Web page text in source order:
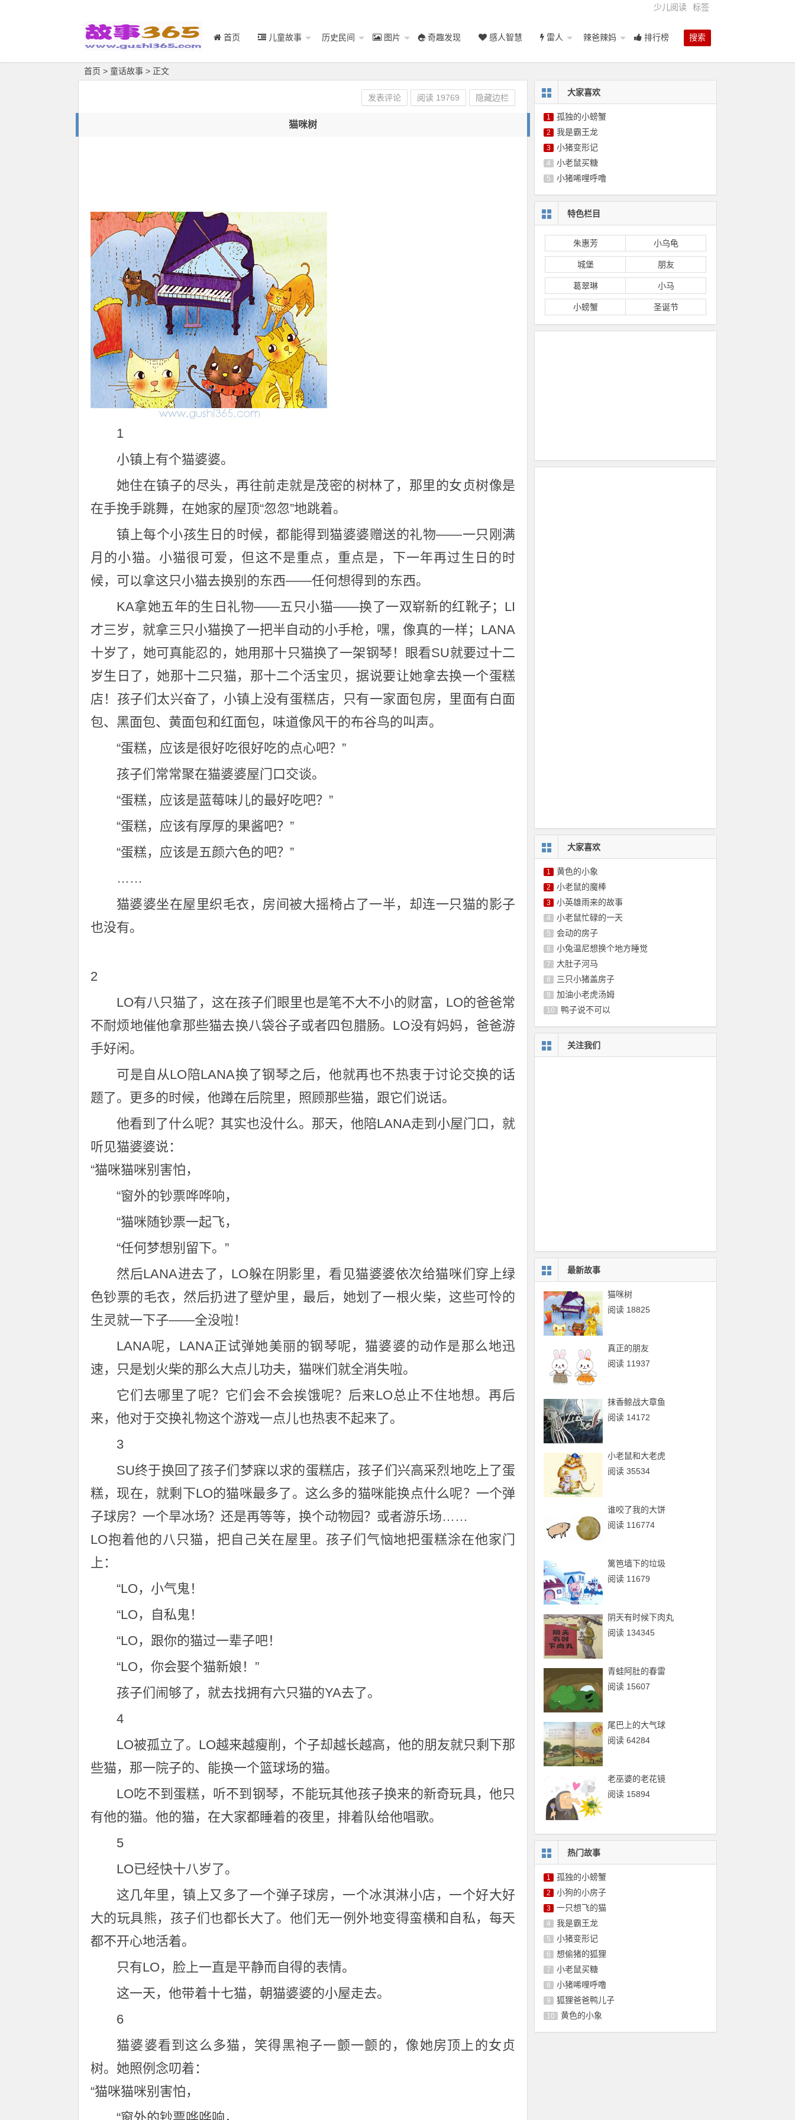
少儿阅读 标签
搜索
首页 儿童故事 历史民间 图片 奇趣发现 感人智慧 雷人 辣爸辣妈 排行榜
首页 > 童话故事 > 正文
猫咪树
1
小镇上有个猫婆婆。
她住在镇子的尽头，再往前走就是茂密的树林了，那里的女贞树像是
在手挽手跳舞，在她家的屋顶“忽忽”地跳着。
镇上每个小孩生日的时候，都能得到猫婆婆赠送的礼物——一只刚满
月的小猫。小猫很可爱，但这不是重点，重点是，下一年再过生日的时
候，可以拿这只小猫去换别的东西——任何想得到的东西。
KA拿她五年的生日礼物——五只小猫——换了一双崭新的红靴子；LI
才三岁，就拿三只小猫换了一把半自动的小手枪，嘿，像真的一样；LANA
十岁了，她可真能忍的，她用那十只猫换了一架钢琴！眼看SU就要过十二
岁生日了，她那十二只猫，那十二个活宝贝，据说要让她拿去换一个蛋糕
店！孩子们太兴奋了，小镇上没有蛋糕店，只有一家面包房，里面有白面
包、黑面包、黄面包和红面包，味道像风干的布谷鸟的叫声。
“蛋糕，应该是很好吃很好吃的点心吧？”
孩子们常常聚在猫婆婆屋门口交谈。
“蛋糕，应该是蓝莓味儿的最好吃吧？”
“蛋糕，应该有厚厚的果酱吧？”
“蛋糕，应该是五颜六色的吧？”
……
猫婆婆坐在屋里织毛衣，房间被大摇椅占了一半，却连一只猫的影子
也没有。
2
LO有八只猫了，这在孩子们眼里也是笔不大不小的财富，LO的爸爸常
不耐烦地催他拿那些猫去换八袋谷子或者四包腊肠。LO没有妈妈，爸爸游
手好闲。
可是自从LO陪LANA换了钢琴之后，他就再也不热衷于讨论交换的话
题了。更多的时候，他蹲在后院里，照顾那些猫，跟它们说话。
他看到了什么呢？其实也没什么。那天，他陪LANA走到小屋门口，就
听见猫婆婆说：
“猫咪猫咪别害怕，
“窗外的钞票哗哗响，
“猫咪随钞票一起飞，
“任何梦想别留下。”
然后LANA进去了，LO躲在阴影里，看见猫婆婆依次给猫咪们穿上绿
色钞票的毛衣，然后扔进了壁炉里，最后，她划了一根火柴，这些可怜的
生灵就一下子——全没啦！
LANA呢，LANA正试弹她美丽的钢琴呢，猫婆婆的动作是那么地迅
速，只是划火柴的那么大点儿功夫，猫咪们就全消失啦。
它们去哪里了呢？它们会不会挨饿呢？后来LO总止不住地想。再后
来，他对于交换礼物这个游戏一点儿也热衷不起来了。
3
SU终于换回了孩子们梦寐以求的蛋糕店，孩子们兴高采烈地吃上了蛋
糕，现在，就剩下LO的猫咪最多了。这么多的猫咪能换点什么呢？一个弹
子球房？一个旱冰场？还是再等等，换个动物园？或者游乐场……
LO抱着他的八只猫，把自己关在屋里。孩子们气恼地把蛋糕涂在他家门
上：
“LO，小气鬼！
“LO，自私鬼！
“LO，跟你的猫过一辈子吧！
“LO，你会娶个猫新娘！”
孩子们闹够了，就去找拥有六只猫的YA去了。
4
LO被孤立了。LO越来越瘦削，个子却越长越高，他的朋友就只剩下那
些猫，那一院子的、能换一个篮球场的猫。
LO吃不到蛋糕，听不到钢琴，不能玩其他孩子换来的新奇玩具，他只
有他的猫。他的猫，在大家都睡着的夜里，排着队给他唱歌。
5
LO已经快十八岁了。
这几年里，镇上又多了一个弹子球房，一个冰淇淋小店，一个好大好
大的玩具熊，孩子们也都长大了。他们无一例外地变得蛮横和自私，每天
都不开心地活着。
只有LO，脸上一直是平静而自得的表情。
这一天，他带着十七猫，朝猫婆婆的小屋走去。
6
猫婆婆看到这么多猫，笑得黑袍子一颤一颤的，像她房顶上的女贞
树。她照例念叨着：
“猫咪猫咪别害怕，
发表评论 阅读 19769 隐藏边栏
大家喜欢
1 孤独的小螃蟹
2 我是霸王龙
3 小猪变形记
4 小老鼠买糖
5 小猪唏哩呼噜
特色栏目
朱惠芳 小乌龟
城堡 朋友
葛翠琳 小马
小螃蟹 圣诞节
大家喜欢
1 黄色的小象
2 小老鼠的魔棒
3 小英雄雨来的故事
4 小老鼠忙碌的一天
5 会动的房子
6 小兔温尼想换个地方睡觉
7 大肚子河马
8 三只小猪盖房子
9 加油小老虎汤姆
10 鸭子说不可以
关注我们
最新故事
猫咪树
阅读 18825
真正的朋友
阅读 11937
抹香鲸战大章鱼
阅读 14172
小老鼠和大老虎
阅读 35534
谁咬了我的大饼
阅读 116774
篱笆墙下的垃圾
阅读 11679
阴天有时候下肉丸
阅读 134345
青蛙阿肚的春雷
阅读 15607
尾巴上的大气球
阅读 64284
老巫婆的老花镜
阅读 15894
热门故事
1 孤独的小螃蟹
2 小狗的小房子
3 一只想飞的猫
4 我是霸王龙
5 小猪变形记
6 想偷猪的狐狸
7 小老鼠买糖
8 小猪唏哩呼噜
9 狐狸爸爸鸭儿子
10 黄色的小象